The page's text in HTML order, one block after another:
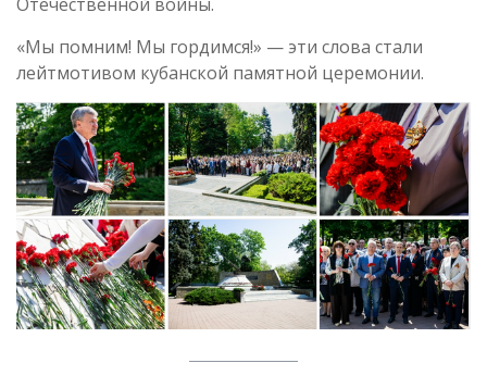
«Мы помним! Мы гордимся!» — эти слова стали
лейтмотивом кубанской памятной церемонии.